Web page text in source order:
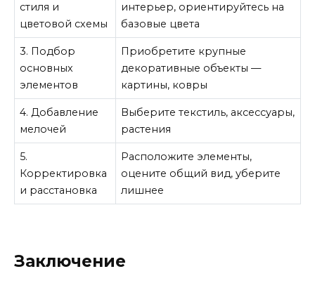
стиля и
цветовой схемы
интерьер, ориентируйтесь на
базовые цвета
3. Подбор
основных
элементов
Приобретите крупные
декоративные объекты —
картины, ковры
4. Добавление
мелочей
Выберите текстиль, аксессуары,
растения
5.
Корректировка
и расстановка
Расположите элементы,
оцените общий вид, уберите
лишнее
Заключение